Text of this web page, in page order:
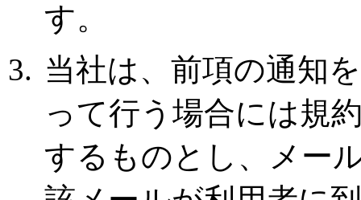
す。
当社は、前項の通知
って行う場合には規
するものとし、メー